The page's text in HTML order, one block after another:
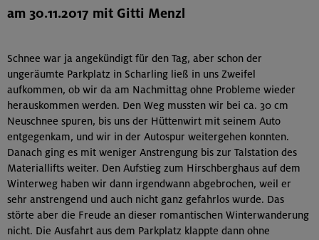
am 30.11.2017 mit Gitti Menzl
Schnee war ja angekündigt für den Tag, aber schon der
ungeräumte Parkplatz in Scharling ließ in uns Zweifel
aufkommen, ob wir da am Nachmittag ohne Probleme wieder
herauskommen werden. Den Weg mussten wir bei ca. 30 cm
Neuschnee spuren, bis uns der Hüttenwirt mit seinem Auto
entgegenkam, und wir in der Autospur weitergehen konnten.
Danach ging es mit weniger Anstrengung bis zur Talstation des
Materiallifts weiter. Den Aufstieg zum Hirschberghaus auf dem
Winterweg haben wir dann irgendwann abgebrochen, weil er
sehr anstrengend und auch nicht ganz gefahrlos wurde. Das
störte aber die Freude an dieser romantischen Winterwanderung
nicht. Die Ausfahrt aus dem Parkplatz klappte dann ohne